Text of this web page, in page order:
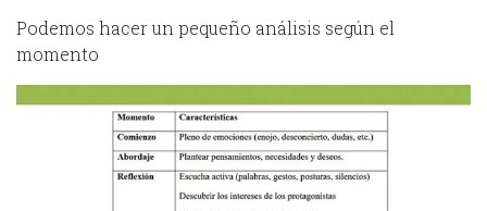
Podemos hacer un pequeño análisis según el
momento